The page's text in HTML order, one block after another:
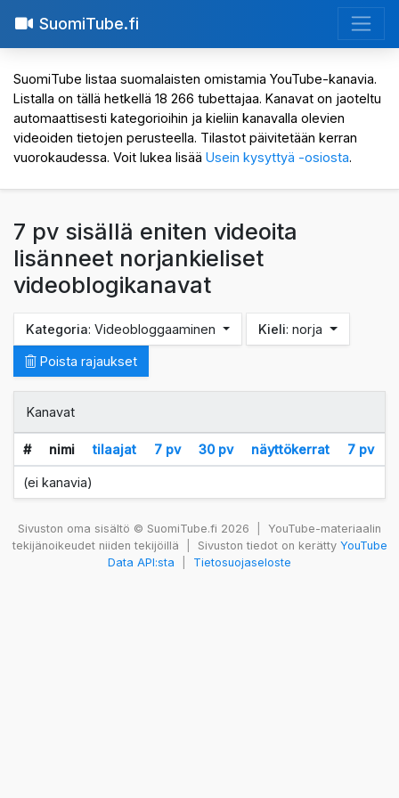
SuomiTube.fi
SuomiTube listaa suomalaisten omistamia YouTube-kanavia.
Listalla on tällä hetkellä 18 266 tubettajaa. Kanavat on jaoteltu
automaattisesti kategorioihin ja kieliin kanavalla olevien
videoiden tietojen perusteella. Tilastot päivitetään kerran
vuorokaudessa. Voit lukea lisää Usein kysyttyä -osiosta.
7 pv sisällä eniten videoita
lisänneet norjankieliset
videoblogikanavat
Kategoria: Videobloggaaminen Kieli: norja
Poista rajaukset
Kanavat
# nimi tilaajat 7 pv 30 pv näyttökerrat 7 pv
(ei kanavia)
Sivuston oma sisältö © SuomiTube.fi 2026
YouTube-materiaalin
tekijänoikeudet niiden tekijöillä
Sivuston tiedot on kerätty YouTube
Data API:sta
Tietosuojaseloste